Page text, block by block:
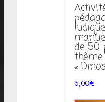
de 50
thème
«
6,00€